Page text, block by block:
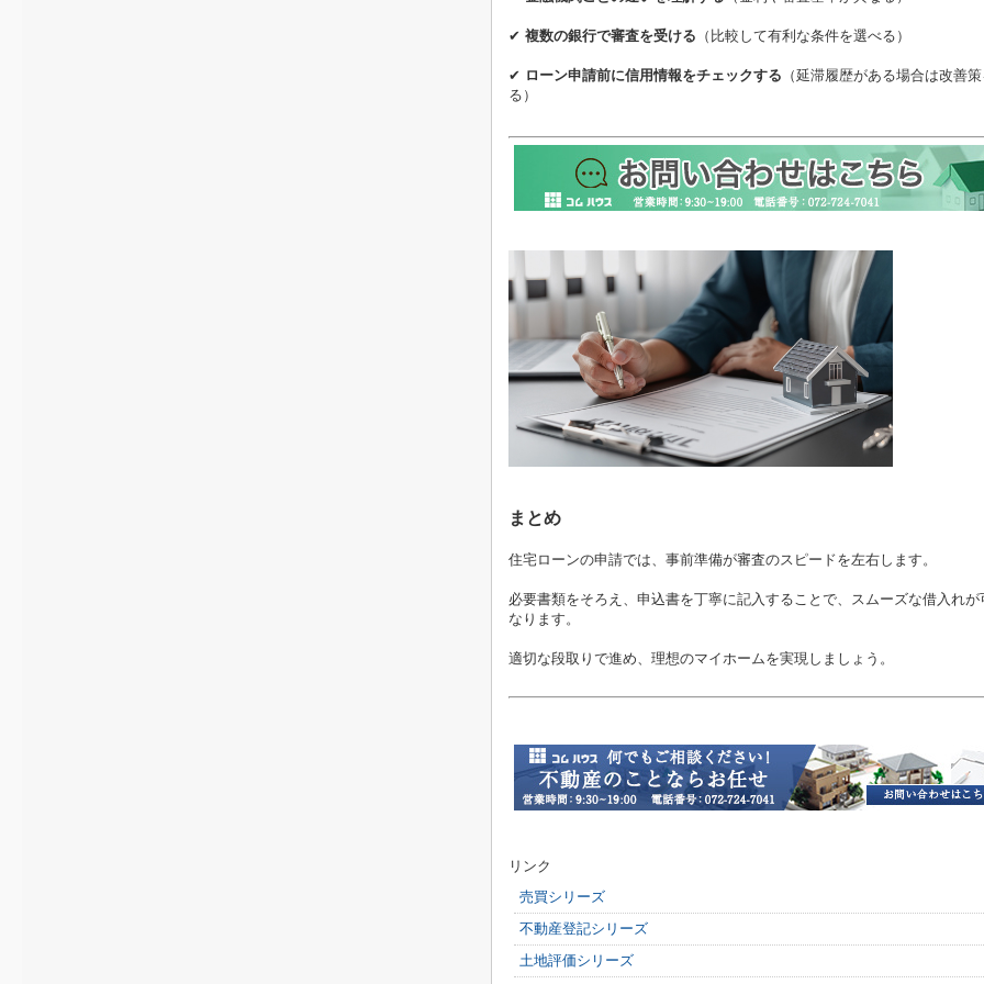
✔ 複数の銀行で審査を受ける （比較して有利な条件を選べる）
✔ ローン申請前に信用情報をチェックする （延滞履歴がある場合は改善
る）
まとめ
住宅ローンの申請では、事前準備が審査のスピードを左右します。
必要書類をそろえ、申込書を丁寧に記入することで、スムーズな借入れが
なります。
適切な段取りで進め、理想のマイホームを実現しましょう。
リンク
売買シリーズ
不動産登記シリーズ
土地評価シリーズ